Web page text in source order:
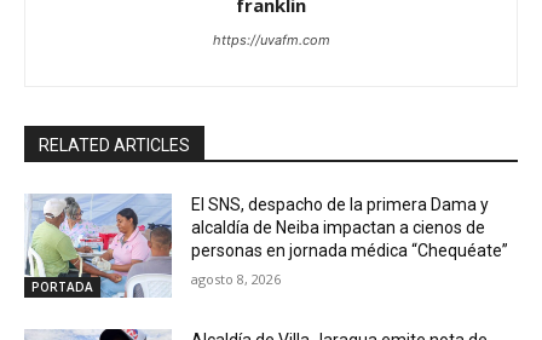
franklin
https://uvafm.com
RELATED ARTICLES
PORTADA
El SNS, despacho de la primera Dama y
alcaldía de Neiba impactan a cienos de
personas en jornada médica “Chequéate”
agosto 8, 2026